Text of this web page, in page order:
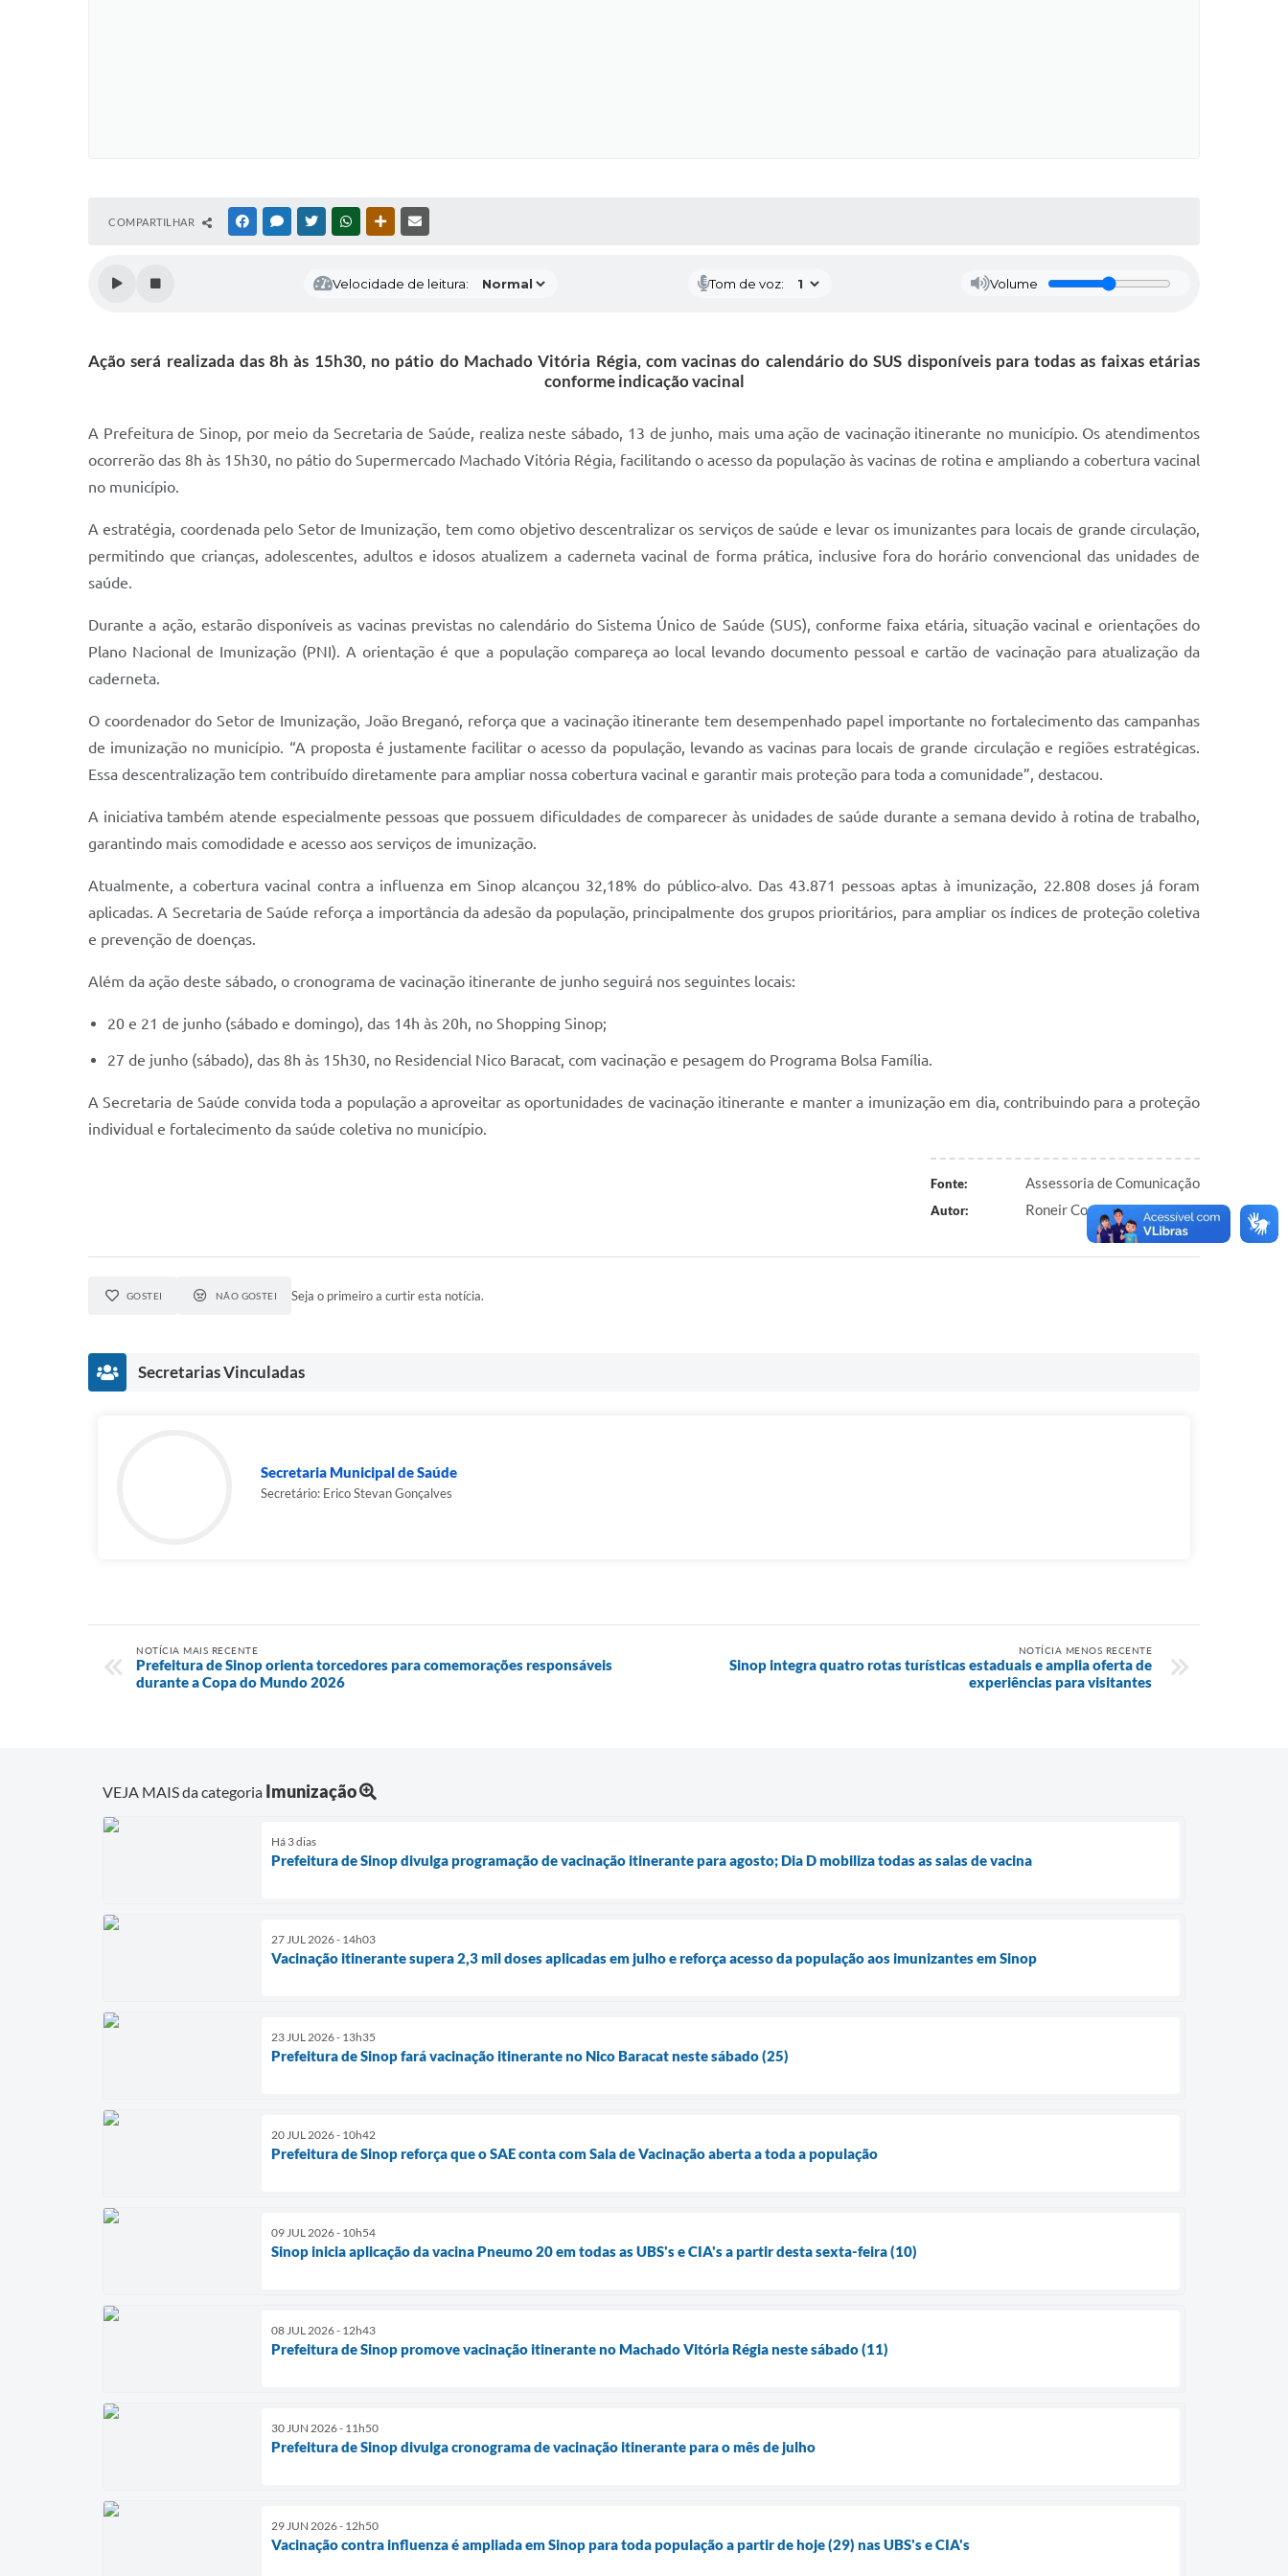
COMPARTILHAR FACEBOOKMESSENGER
TWITTERWHATSAPPOUTRAS MÍDIAS
Velocidade de leitura: Tom de voz: Volume
Ação será realizada das 8h às 15h30, no pátio do Machado Vitória Régia, com vacinas do calendário do SUS disponíveis para todas as faixas etárias
conforme indicação vacinal
A Prefeitura de Sinop, por meio da Secretaria de Saúde, realiza neste sábado, 13 de junho, mais uma ação de vacinação itinerante no município. Os atendimentos
ocorrerão das 8h às 15h30, no pátio do Supermercado Machado Vitória Régia, facilitando o acesso da população às vacinas de rotina e ampliando a cobertura vacinal
no município.
A estratégia, coordenada pelo Setor de Imunização, tem como objetivo descentralizar os serviços de saúde e levar os imunizantes para locais de grande circulação,
permitindo que crianças, adolescentes, adultos e idosos atualizem a caderneta vacinal de forma prática, inclusive fora do horário convencional das unidades de
saúde.
Durante a ação, estarão disponíveis as vacinas previstas no calendário do Sistema Único de Saúde (SUS), conforme faixa etária, situação vacinal e orientações do
Plano Nacional de Imunização (PNI). A orientação é que a população compareça ao local levando documento pessoal e cartão de vacinação para atualização da
caderneta.
O coordenador do Setor de Imunização, João Breganó, reforça que a vacinação itinerante tem desempenhado papel importante no fortalecimento das campanhas
de imunização no município. “A proposta é justamente facilitar o acesso da população, levando as vacinas para locais de grande circulação e regiões estratégicas.
Essa descentralização tem contribuído diretamente para ampliar nossa cobertura vacinal e garantir mais proteção para toda a comunidade”, destacou.
A iniciativa também atende especialmente pessoas que possuem dificuldades de comparecer às unidades de saúde durante a semana devido à rotina de trabalho,
garantindo mais comodidade e acesso aos serviços de imunização.
Atualmente, a cobertura vacinal contra a influenza em Sinop alcançou 32,18% do público-alvo. Das 43.871 pessoas aptas à imunização, 22.808 doses já foram
aplicadas. A Secretaria de Saúde reforça a importância da adesão da população, principalmente dos grupos prioritários, para ampliar os índices de proteção coletiva
e prevenção de doenças.
Além da ação deste sábado, o cronograma de vacinação itinerante de junho seguirá nos seguintes locais:
20 e 21 de junho (sábado e domingo), das 14h às 20h, no Shopping Sinop;
27 de junho (sábado), das 8h às 15h30, no Residencial Nico Baracat, com vacinação e pesagem do Programa Bolsa Família.
A Secretaria de Saúde convida toda a população a aproveitar as oportunidades de vacinação itinerante e manter a imunização em dia, contribuindo para a proteção
individual e fortalecimento da saúde coletiva no município.
Fonte: Assessoria de Comunicação
Autor: Roneir Corrêa
GOSTEI NÃO GOSTEI Seja o primeiro a curtir esta notícia.
Secretarias Vinculadas
Secretaria Municipal de Saúde
Secretário: Erico Stevan Gonçalves
NOTÍCIA MAIS RECENTE
Prefeitura de Sinop orienta torcedores para comemorações responsáveis
durante a Copa do Mundo 2026
NOTÍCIA MENOS RECENTE
Sinop integra quatro rotas turísticas estaduais e amplia oferta de
experiências para visitantes
VEJA MAIS da categoria Imunização
Há 3 dias
Prefeitura de Sinop divulga programação de vacinação itinerante para agosto; Dia D mobiliza todas as salas de vacina
27 JUL 2026 - 14h03
Vacinação itinerante supera 2,3 mil doses aplicadas em julho e reforça acesso da população aos imunizantes em Sinop
23 JUL 2026 - 13h35
Prefeitura de Sinop fará vacinação itinerante no Nico Baracat neste sábado (25)
20 JUL 2026 - 10h42
Prefeitura de Sinop reforça que o SAE conta com Sala de Vacinação aberta a toda a população
09 JUL 2026 - 10h54
Sinop inicia aplicação da vacina Pneumo 20 em todas as UBS's e CIA's a partir desta sexta-feira (10)
08 JUL 2026 - 12h43
Prefeitura de Sinop promove vacinação itinerante no Machado Vitória Régia neste sábado (11)
30 JUN 2026 - 11h50
Prefeitura de Sinop divulga cronograma de vacinação itinerante para o mês de julho
29 JUN 2026 - 12h50
Vacinação contra influenza é ampliada em Sinop para toda população a partir de hoje (29) nas UBS's e CIA's